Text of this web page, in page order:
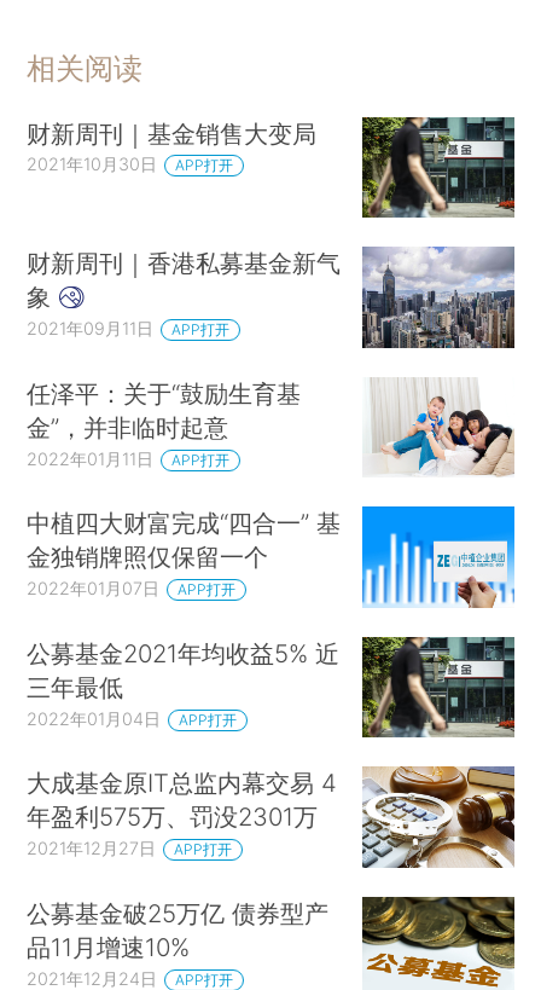
相关阅读
财新周刊｜基金销售大变局
2021年10月30日 APP打开
财新周刊｜香港私募基金新气
象
2021年09月11日 APP打开
任泽平：关于“鼓励生育基
金”，并非临时起意
2022年01月11日 APP打开
中植四大财富完成“四合一” 基
金独销牌照仅保留一个
2022年01月07日 APP打开
公募基金2021年均收益5% 近
三年最低
2022年01月04日 APP打开
大成基金原IT总监内幕交易 4
年盈利575万、罚没2301万
2021年12月27日 APP打开
公募基金破25万亿 债券型产
品11月增速10%
2021年12月24日 APP打开